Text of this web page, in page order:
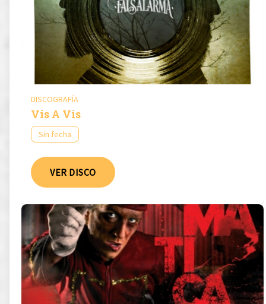
DISCOGRAFÍA
Vis A Vis
Sin fecha
VER DISCO